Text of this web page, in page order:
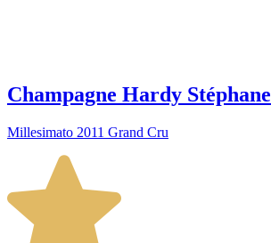
Champagne Hardy Stéphane
Millesimato 2011 Grand Cru